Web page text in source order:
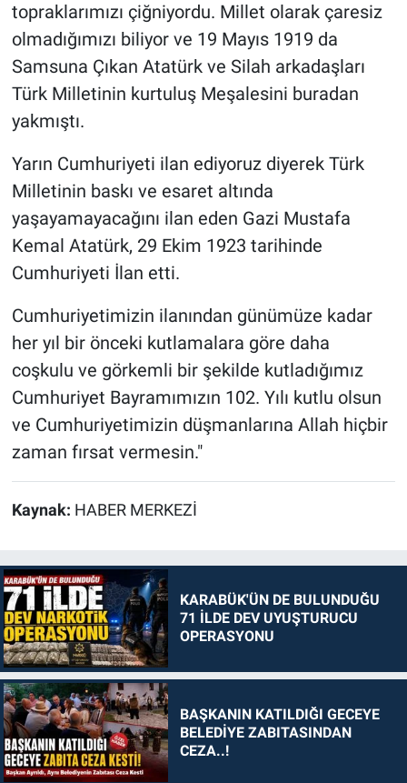
topraklarımızı çiğniyordu. Millet olarak çaresiz
olmadığımızı biliyor ve 19 Mayıs 1919 da
Samsuna Çıkan Atatürk ve Silah arkadaşları
Türk Milletinin kurtuluş Meşalesini buradan
yakmıştı.
Yarın Cumhuriyeti ilan ediyoruz diyerek Türk
Milletinin baskı ve esaret altında
yaşayamayacağını ilan eden Gazi Mustafa
Kemal Atatürk, 29 Ekim 1923 tarihinde
Cumhuriyeti İlan etti.
Cumhuriyetimizin ilanından günümüze kadar
her yıl bir önceki kutlamalara göre daha
coşkulu ve görkemli bir şekilde kutladığımız
Cumhuriyet Bayramımızın 102. Yılı kutlu olsun
ve Cumhuriyetimizin düşmanlarına Allah hiçbir
zaman fırsat vermesin."
Kaynak: HABER MERKEZİ
KARABÜK'ÜN DE BULUNDUĞU
71 İLDE DEV UYUŞTURUCU
OPERASYONU
BAŞKANIN KATILDIĞI GECEYE
BELEDİYE ZABITASINDAN
CEZA..!